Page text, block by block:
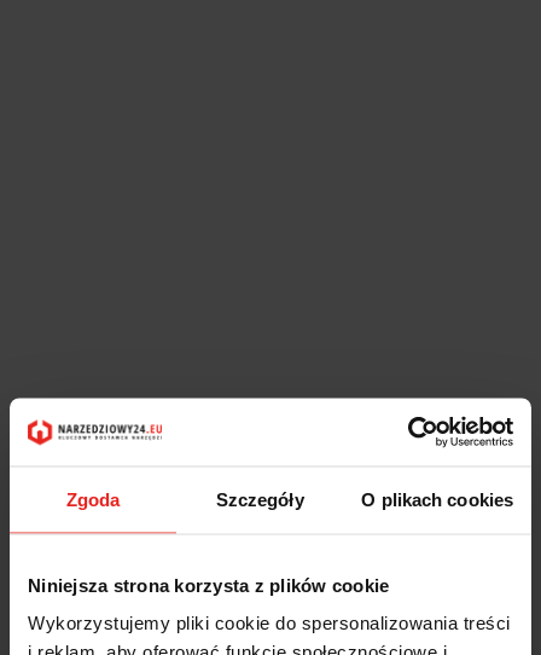
Zgoda Szczegóły O plikach cookies
Niniejsza strona korzysta z plików cookie
Wykorzystujemy pliki cookie do spersonalizowania treści